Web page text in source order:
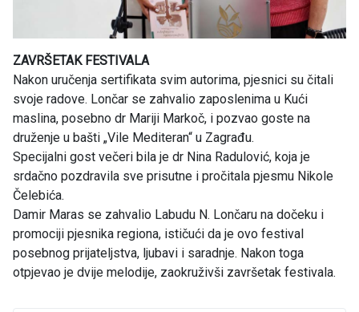
ZAVRŠETAK FESTIVALA
Nakon uručenja sertifikata svim autorima, pjesnici su čitali
svoje radove. Lončar se zahvalio zaposlenima u Kući
maslina, posebno dr Mariji Markoč, i pozvao goste na
druženje u bašti „Vile Mediteran“ u Zagrađu.
Specijalni gost večeri bila je dr Nina Radulović, koja je
srdačno pozdravila sve prisutne i pročitala pjesmu Nikole
Čelebića.
Damir Maras se zahvalio Labudu N. Lončaru na dočeku i
promociji pjesnika regiona, ističući da je ovo festival
posebnog prijateljstva, ljubavi i saradnje. Nakon toga
otpjevao je dvije melodije, zaokruživši završetak festivala.